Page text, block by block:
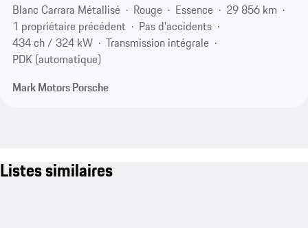
Blanc Carrara Métallisé
Rouge Essence
29 856 km
1 propriétaire précédent
Pas d'accidents
434 ch / 324 kW
Transmission intégrale
PDK (automatique)
Mark Motors Porsche
Listes similaires